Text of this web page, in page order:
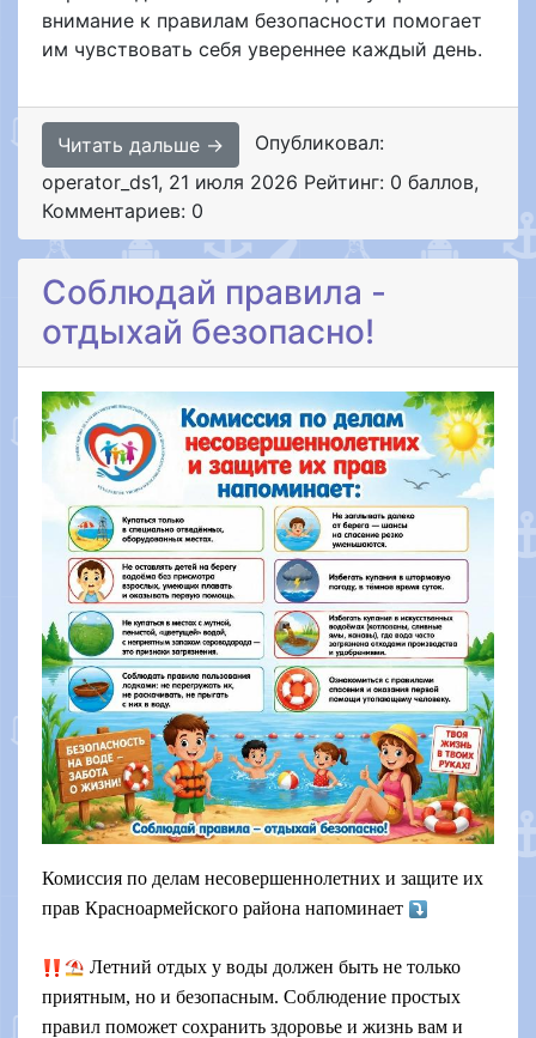
внимание к правилам безопасности помогает
им чувствовать себя увереннее каждый день.
Читать дальше →
Опубликовал:
operator_ds1, 21 июля 2026 Рейтинг: 0 баллов,
Комментариев: 0
Соблюдай правила -
отдыхай безопасно!
Комиссия по делам несовершеннолетних и защите их
прав Красноармейского района напоминает
Летний отдых у воды должен быть не только
приятным, но и безопасным. Соблюдение простых
правил поможет сохранить здоровье и жизнь вам и